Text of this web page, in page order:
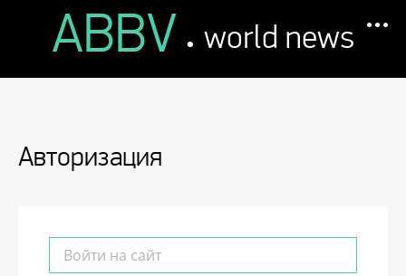
ABBV . world news
Авторизация